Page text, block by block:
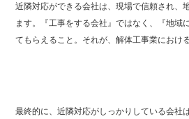
近隣対応ができる会社は、現場で信頼され、
ます。『工事をする会社』ではなく、『地域
てもらえること。それが、解体工事業におけ
最終的に、近隣対応がしっかりしている会社